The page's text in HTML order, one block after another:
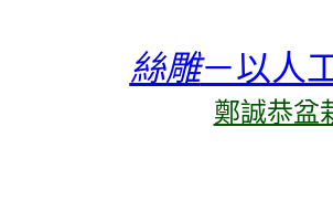
絲雕－以人
鄭誠恭盆